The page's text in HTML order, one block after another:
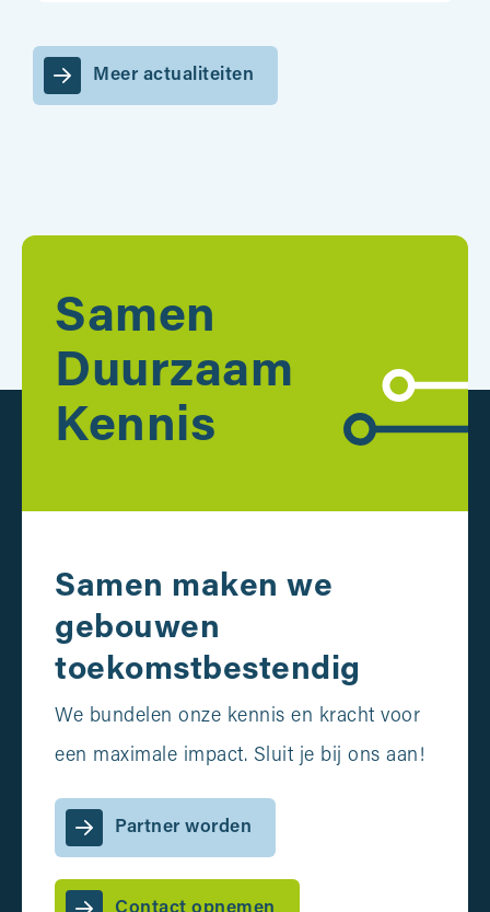
Meer actualiteiten
Samen
Duurzaam
Kennis
Samen maken we
gebouwen
toekomstbestendig
We bundelen onze kennis en kracht voor
een maximale impact. Sluit je bij ons aan!
Partner worden
Contact opnemen